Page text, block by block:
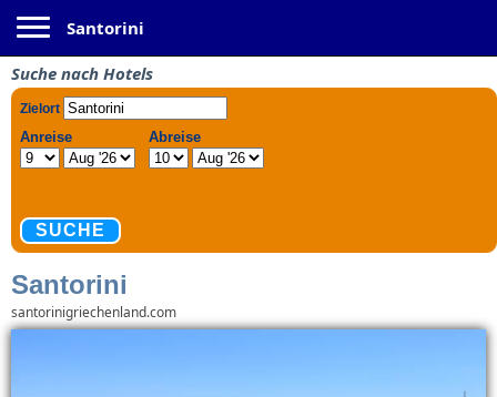
Santorini
Suche nach Hotels
Santorini
santorinigriechenland.com